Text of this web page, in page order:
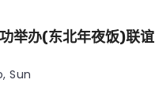
举办(东北年夜饭)联谊
Sun